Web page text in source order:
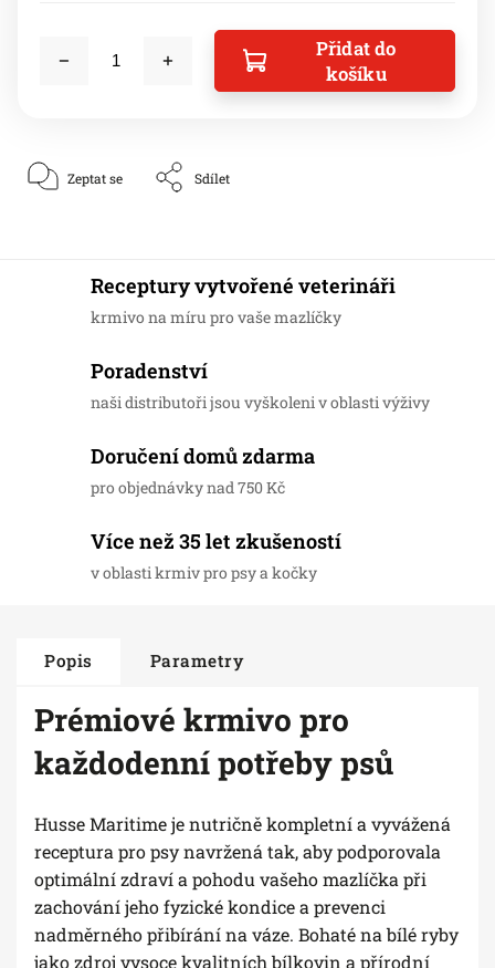
Přidat do
košíku
Zeptat se Sdílet
Receptury vytvořené veterináři
krmivo na míru pro vaše mazlíčky
Poradenství
naši distributoři jsou vyškoleni v oblasti výživy
Doručení domů zdarma
pro objednávky nad 750 Kč
Více než 35 let zkušeností
v oblasti krmiv pro psy a kočky
Popis Parametry
Prémiové krmivo pro
každodenní potřeby psů
Husse Maritime je nutričně kompletní a vyvážená
receptura pro psy navržená tak, aby podporovala
optimální zdraví a pohodu vašeho mazlíčka při
zachování jeho fyzické kondice a prevenci
nadměrného přibírání na váze. Bohaté na bílé ryby
jako zdroj vysoce kvalitních bílkovin a přírodní